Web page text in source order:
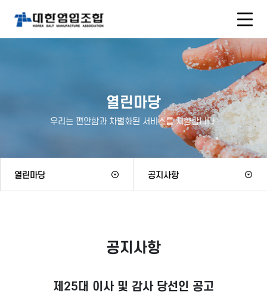
열린마당
우리는 편안함과 차별화된 서비스를 지향합니다.
열린마당 공지사항
공지사항
제25대 이사 및 감사 당선인 공고